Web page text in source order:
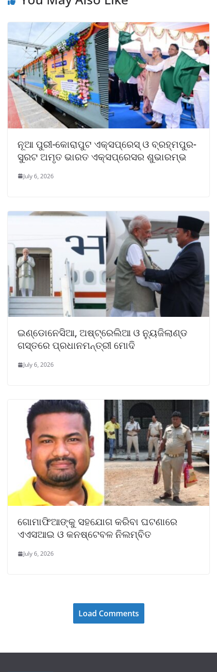
ନୂଆ ପୁରୀ-କୋରାପୁଟ ଏକ୍ସପ୍ରେସ୍ ଓ ବ୍ରହ୍ମପୁର-
ସୁରଟ ଅମୃତ ଭାରତ ଏକ୍ସପ୍ରେସର ଶୁଭାରମ୍ଭ
July 6, 2026
ଇଣ୍ଡୋନେସିଆ, ଅଷ୍ଟ୍ରେଲିଆ ଓ ନ୍ୟୁଜିଲାଣ୍ଡ
ଗସ୍ତରେ ପ୍ରଧାନମନ୍ତ୍ରୀ ମୋଦି
July 6, 2026
ଗୋମାଫିଆଙ୍କୁ ସହଯୋଗ କରିବା ଘଟଣାରେ
ଏଏସଆଇ ଓ କନଷ୍ଟେବଳ ନିଲମ୍ବିତ
July 6, 2026
Load Comments